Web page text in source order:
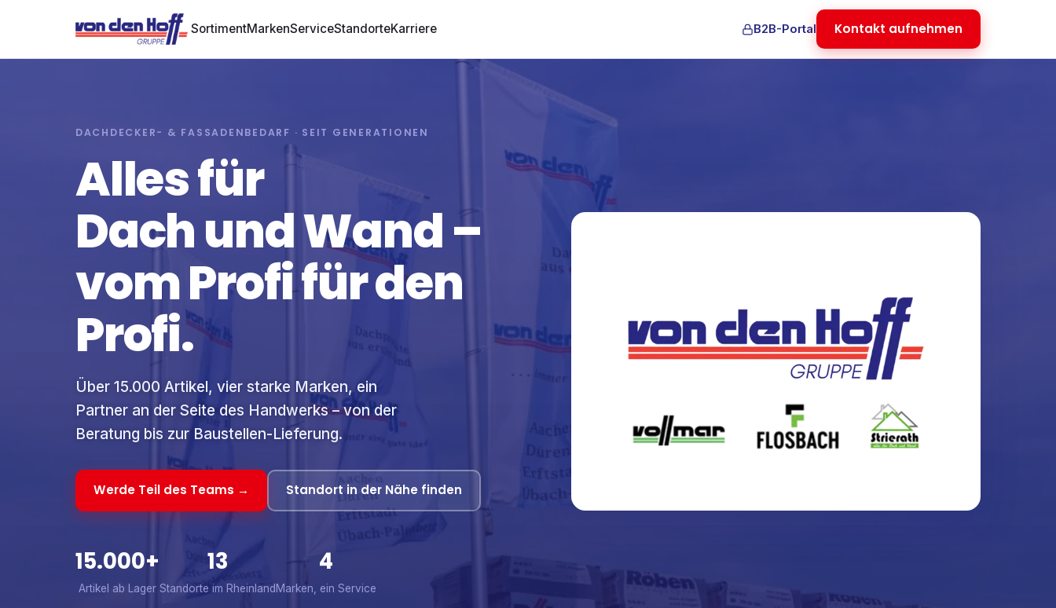
SortimentMarkenServiceStandorteKarriere B2B-Portal Kontakt aufnehmen
DACHDECKER- & FASSADENBEDARF · SEIT GENERATIONEN
Alles für
Dach und Wand–
vom Profi für den
Profi.
Über 15.000 Artikel, vier starke Marken, ein
Partner an der Seite des Handwerks – von der
Beratung bis zur Baustellen-Lieferung.
Werde Teil des Teams → Standort in der Nähe finden
15.000+
Artikel ab Lager
13
Standorte im Rheinland
4
Marken, ein Service